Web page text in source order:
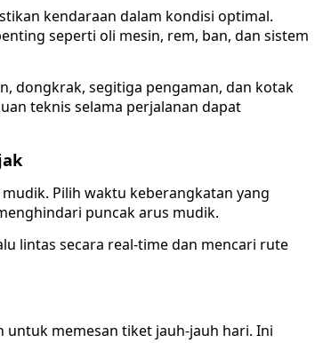
kendaraan dalam kondisi optimal.
seperti oli mesin, rem, ban, dan sistem
dongkrak, segitiga pengaman, dan kotak
teknis selama perjalanan dapat
Pilih waktu keberangkatan yang
puncak arus mudik.
lintas secara real-time dan mencari rute
untuk memesan tiket jauh-jauh hari. Ini